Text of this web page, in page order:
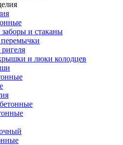
и стаканы
и люки колодцев